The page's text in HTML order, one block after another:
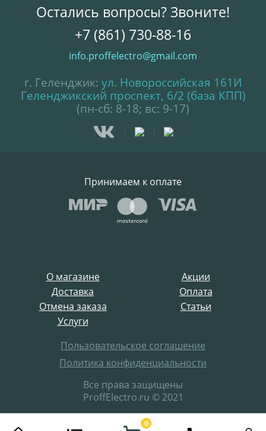
О магазине
Акции
Доставка
Оплата
Отмена заказа
Статьи
Услуги
Пользовательское соглашение
Политика конфиденциальности
Все права защищены
ProffElectro.ru © 2021
Остались вопросы? Звоните!
+7 (861) 730-88-16
info.proffelectro@gmail.com
г. Геленджик: ул. Новороссийская 161И
Геленджикский проспект, 6/2 (база КПП)
(пн-сб: 8-18; вс: 9-17)
Принимаем к оплате
0